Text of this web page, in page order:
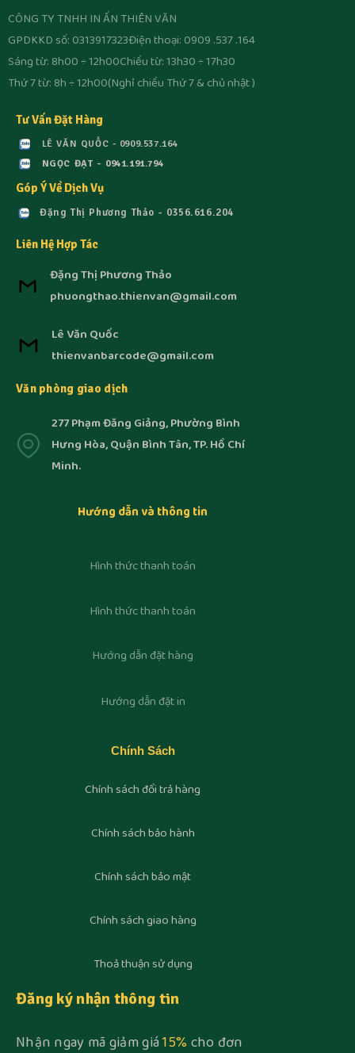
CÔNG TY TNHH IN ẤN THIÊN VĂN
GPDKKD số: 0313917323Điện thoại: 0909 .537 .164
Sáng từ: 8h00 ÷ 12h00Chiều từ: 13h30 ÷ 17h30
Thứ 7 từ: 8h ÷ 12h00(Nghỉ chiều Thứ 7 & chủ nhật )
Tư Vấn Đặt Hàng
LÊ VĂN QUỐC - 0909.537.164
NGỌC ĐẠT - 0941.191.794
Góp Ý Về Dịch Vụ
Đặng Thị Phương Thảo - 0356.616.204
Liên Hệ Hợp Tác
Đặng Thị Phương Thảo
phuongthao.thienvan@gmail.com
Lê Văn Quốc
thienvanbarcode@gmail.com
Văn phòng giao dịch
277 Phạm Đăng Giảng, Phường Bình
Hưng Hòa, Quận Bình Tân, TP. Hồ Chí
Minh.
Hướng dẫn và thông tin
Hình thức thanh toán
Hình thức thanh toán
Hướng dẫn đặt hàng
Hướng dẫn đặt in
Chính Sách
Chính sách đổi trả hàng
Chính sách bảo hành
Chính sách bảo mật
Chính sách giao hàng
Thoả thuận sử dụng
Đăng ký nhận thông tin
Nhận ngay mã giảm giá15%cho đơn